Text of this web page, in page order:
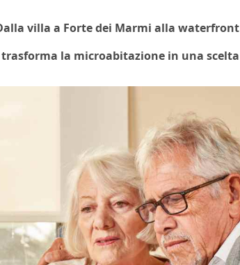
villa a Forte dei Marmi alla
trasforma la microabitazione in una